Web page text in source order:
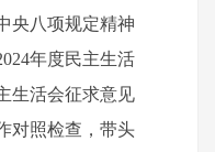
八项规定精神
年度民主生活
生活会征求意见
对照检查，带头